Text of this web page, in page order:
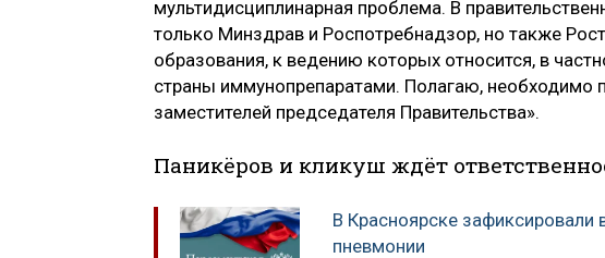
мультидисциплинарная проблема. В
только Минздрав и Роспотребнадзор, но также
образования, к ведению которых относится, в
страны иммунопрепаратами. Полагаю, необходимо
заместителей председателя Правительства».
Паникёров и кликуш ждёт
В Красноярске зафиксировали
пневмонии